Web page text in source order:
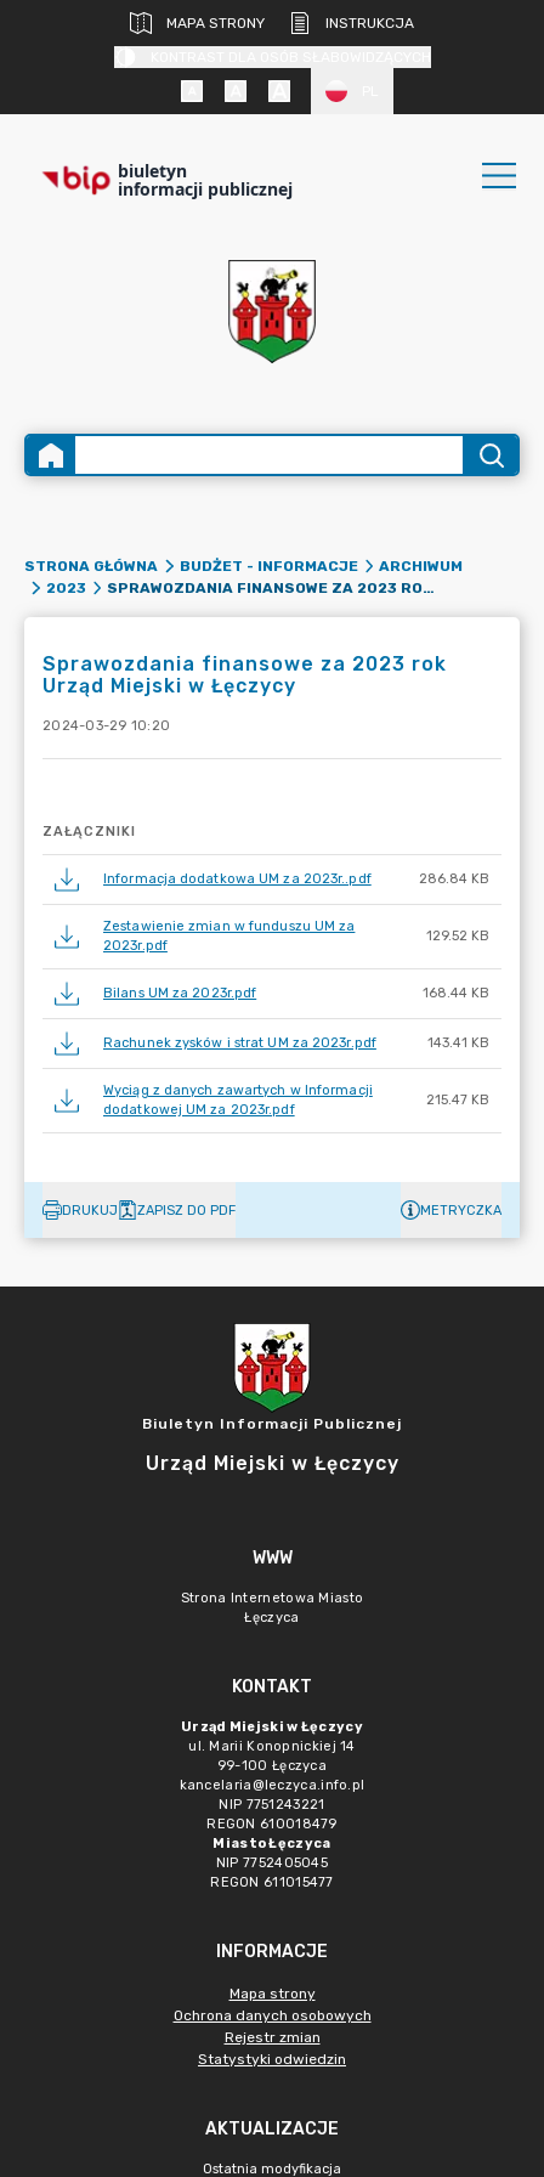
MAPA STRONY
INSTRUKCJA
biuletyn
informacji publicznej
STRONA GŁÓWNA BUDŻET - INFORMACJE
ARCHIWUM
2023
SPRAWOZDANIA FINANSOWE ZA 2023 ROK URZĄD MIEJSKI W ŁĘCZYCY
Sprawozdania finansowe za 2023 rok
Urząd Miejski w Łęczycy
2024-03-29 10:20
ZAŁĄCZNIKI
Informacja dodatkowa UM za 2023r..pdf 286.84 KB
Zestawienie zmian w funduszu UM za
2023r.pdf
129.52 KB
Bilans UM za 2023r.pdf 168.44 KB
Rachunek zysków i strat UM za 2023r.pdf 143.41 KB
Wyciąg z danych zawartych w Informacji
dodatkowej UM za 2023r.pdf
215.47 KB
DRUKUJ ZAPISZ DO PDF METRYCZKA
Biuletyn Informacji Publicznej
Urząd Miejski w Łęczycy
WWW
Strona Internetowa Miasto
Łęczyca
KONTAKT
Urząd Miejski w Łęczycy
ul. Marii Konopnickiej 14
99-100 Łęczyca
kancelaria@leczyca.info.pl
NIP 7751243221
REGON 610018479
Miasto Łęczyca
NIP 7752405045
REGON 611015477
INFORMACJE
Mapa strony
Ochrona danych osobowych
Rejestr zmian
Statystyki odwiedzin
AKTUALIZACJE
Ostatnia modyfikacja